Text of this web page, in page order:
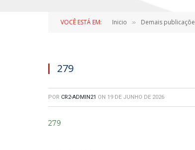
VOCÊ ESTÁ EM: Inicio » Demais
279
POR CR2-ADMIN21 ON 19 DE JUNHO DE 2026
279